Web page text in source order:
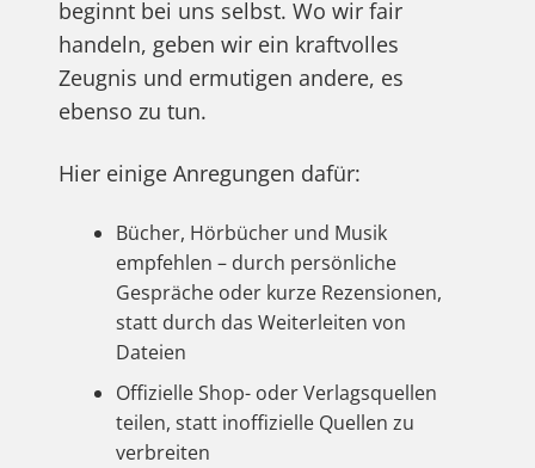
beginnt bei uns selbst. Wo wir fair
handeln, geben wir ein kraftvolles
Zeugnis und ermutigen andere, es
ebenso zu tun.
Hier einige Anregungen dafür:
Bücher, Hörbücher und Musik
empfehlen – durch persönliche
Gespräche oder kurze Rezensionen,
statt durch das Weiterleiten von
Dateien
Offizielle Shop- oder Verlagsquellen
teilen, statt inoffizielle Quellen zu
verbreiten